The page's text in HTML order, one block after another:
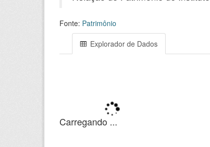
Fonte: Patrimônio
Explorador de Dados